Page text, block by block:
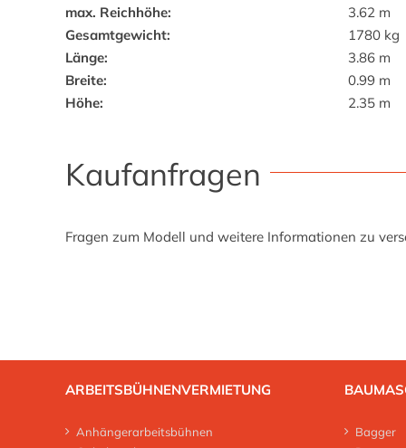
max. Reichhöhe:
Gesamtgewicht:
Länge:
Breite:
Höhe:
3.62 m
1780 kg
3.86 m
0.99 m
2.35 m
Kaufanfragen
Fragen zum Modell und weitere Informationen zu
ARBEITSBÜHNENVERMIETUNG
Anhängerarbeitsbühnen
Bagger